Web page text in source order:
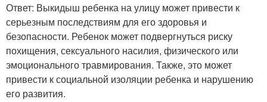
Ответ: Выкидыш ребенка на улицу может привести к
серьезным последствиям для его здоровья и
безопасности. Ребенок может подвергнуться риску
похищения, сексуального насилия, физического или
эмоционального травмирования. Также, это может
привести к социальной изоляции ребенка и нарушению
его развития.